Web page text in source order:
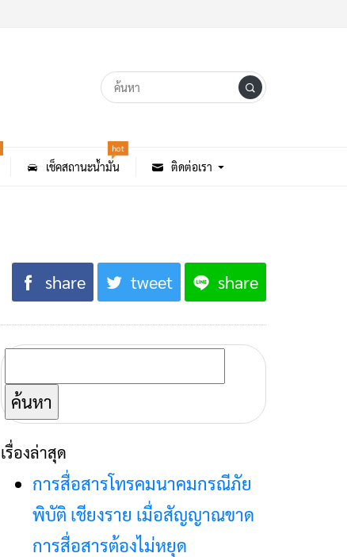
เช็คสถานะน้ำมัน
hot
ติดต่อเรา
share tweet share
ค้นหา
สำหรับ:
เรื่องล่าสุด
การสื่อสารโทรคมนาคมกรณีภัย
พิบัติ เชียงราย เมื่อสัญญาณขาด
การสื่อสารต้องไม่หยุด